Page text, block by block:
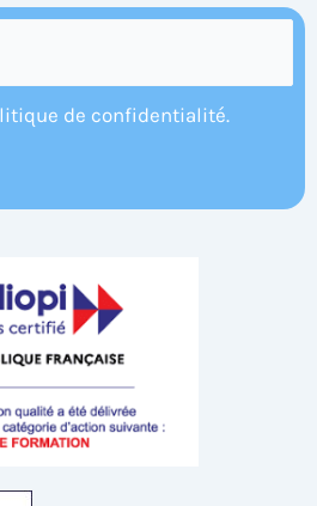
de confidentialité.